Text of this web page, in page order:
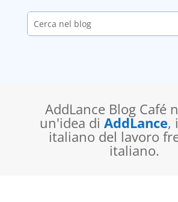
AddLance Blog Café
un'idea di AddLance,
italiano del lavoro
italiano.